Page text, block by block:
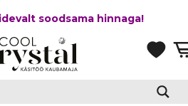
soodsama hinnaga!